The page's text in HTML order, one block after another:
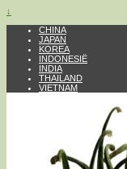
↓
CHINA
JAPAN
KOREA
INDONESIË
INDIA
THAILAND
VIETNAM